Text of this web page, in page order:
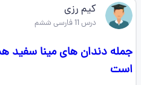
کیم رزی
درس 11 فارسی ششم
جمله دندان های مینا سفید
است